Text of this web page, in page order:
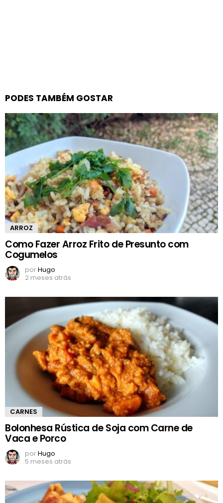
PODES TAMBÉM GOSTAR
ARROZ
Como Fazer Arroz Frito de Presunto com
Cogumelos
porHugo
2 meses atrás
CARNES
Bolonhesa Rústica de Soja com Carne de
Vaca e Porco
porHugo
5 meses atrás